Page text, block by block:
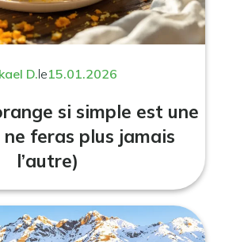
D.le15.01.2026
si simple est une
feras plus jamais
l’autre)